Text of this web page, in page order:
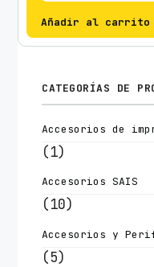
Añadir al carrito
CATEGORÍAS DE
Accesorios de
(1)
Accesorios SAIS
(10)
Accesorios y
(5)